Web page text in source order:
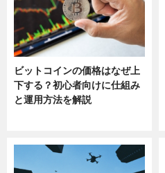
ビットコインの価格はなぜ上
下する？初心者向けに仕組み
と運用方法を解説